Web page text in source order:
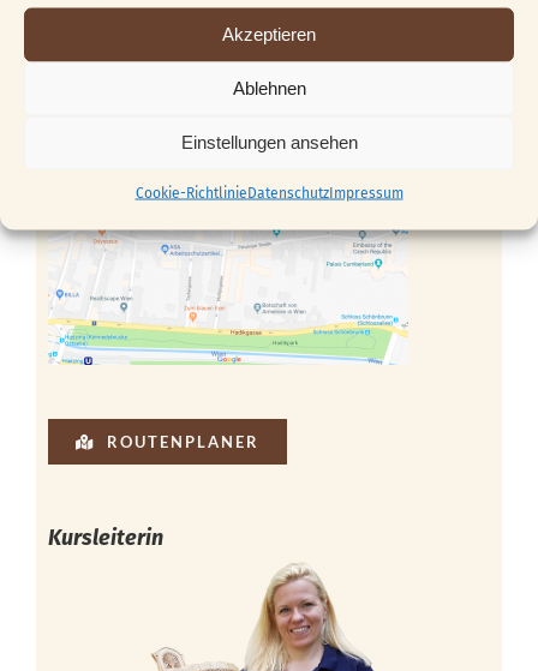
Akzeptieren
Ablehnen
Einstellungen ansehen
Cookie-RichtlinieDatenschutzImpressum
ROUTENPLANER
Kursleiterin